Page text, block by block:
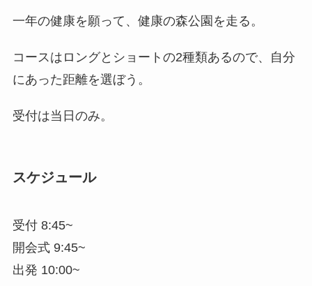
一年の健康を願って、健康の森公園を走る。
コースはロングとショートの2種類あるので、自分
にあった距離を選ぼう。
受付は当日のみ。
スケジュール
受付 8:45~
開会式 9:45~
出発 10:00~